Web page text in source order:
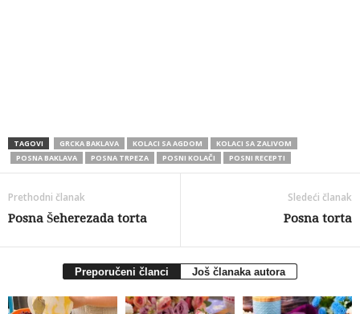
TAGOVI GRCKA BAKLAVA KOLACI SA AGDOM
KOLACI SA ZALIVOM
POSNA BAKLAVA
POSNA TRPEZA POSNI KOLAČI POSNI RECEPTI
Prethodni članak
Posna Šeherezada torta
Sledeći članak
Posna torta
Preporučeni članci Još članaka autora